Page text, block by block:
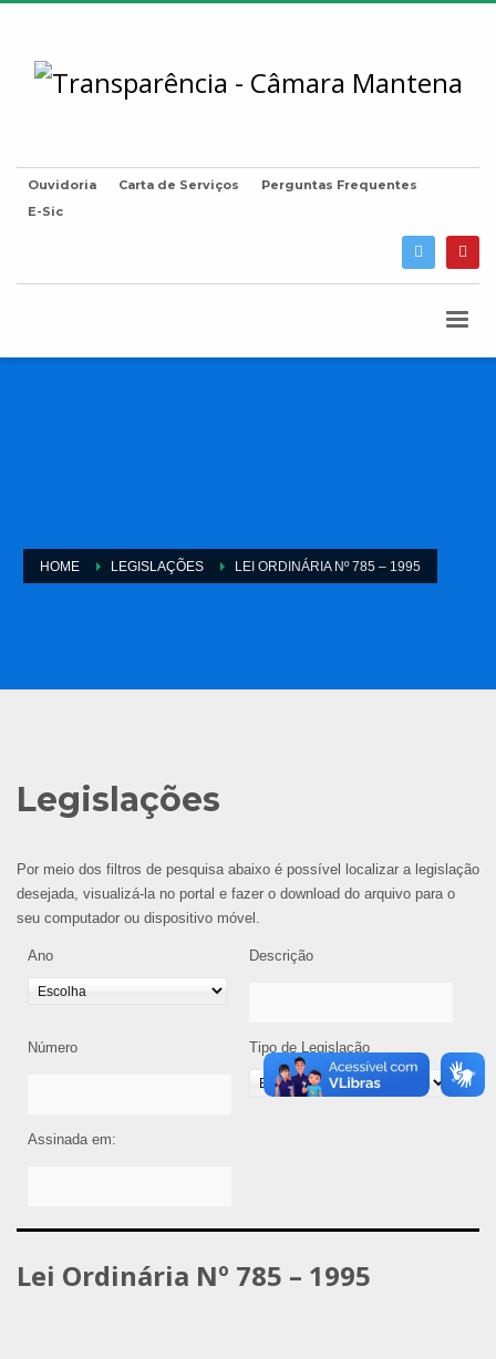
Ouvidoria Carta de Serviços
Perguntas Frequentes
E-Sic
HOME LEGISLAÇÕES LEI ORDINÁRIA Nº 785 – 1995
Legislações
Por meio dos filtros de pesquisa abaixo é possível localizar a legislação
desejada, visualizá-la no portal e fazer o download do arquivo para o
seu computador ou dispositivo móvel.
Ano Descrição
Número Tipo de Legislação
Assinada em:
Lei Ordinária Nº 785 – 1995